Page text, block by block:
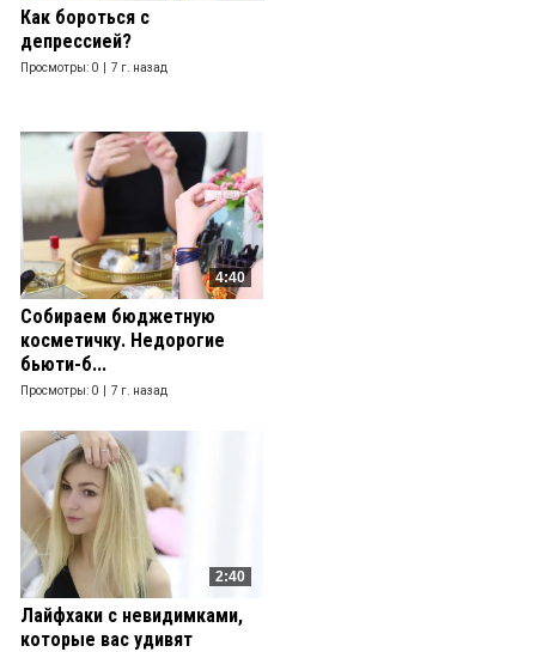
Как бороться с
депрессией?
Просмотры: 0 | 7 г. назад
4:40
Собираем бюджетную
косметичку. Недорогие
бьюти-б...
Просмотры: 0 | 7 г. назад
2:40
Лайфхаки с невидимками,
которые вас удивят